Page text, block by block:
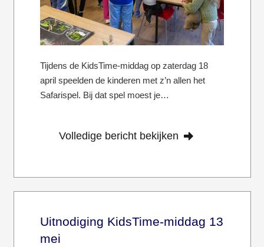
Tijdens de KidsTime-middag op zaterdag 18
april speelden de kinderen met z’n allen het
Safarispel. Bij dat spel moest je…
Volledige bericht bekijken
Uitnodiging KidsTime-middag 13
mei